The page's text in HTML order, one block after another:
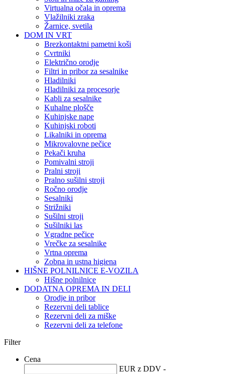
Virtualna očala in oprema
Vlažilniki zraka
Žarnice, svetila
DOM IN VRT
Brezkontaktni pametni koši
Cvrtniki
Električno orodje
Filtri in pribor za sesalnike
Hladilniki
Hladilniki za procesorje
Kabli za sesalnike
Kuhalne plošče
Kuhinjske nape
Kuhinjski roboti
Likalniki in oprema
Mikrovalovne pečice
Pekači kruha
Pomivalni stroji
Pralni stroji
Pralno sušilni stroji
Ročno orodje
Sesalniki
Strižniki
Sušilni stroji
Sušilniki las
Vgradne pečice
Vrečke za sesalnike
Vrtna oprema
Zobna in ustna higiena
HIŠNE POLNILNICE E-VOZILA
Hišne polnilnice
DODATNA OPREMA IN DELI
Orodje in pribor
Rezervni deli tablice
Rezervni deli za miške
Rezervni deli za telefone
Filter
Cena
EUR z DDV -